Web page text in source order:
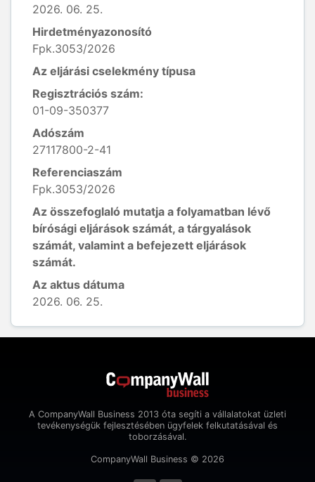
2026. 06. 25.
Hirdetményazonosító
Fpk.3053/2026
Az eljárási cselekmény típusa
Regisztrációs szám:
01-09-350377
Adószám
27117800-2-41
Referenciaszám
Fpk.3053/2026
Az összefoglaló mutatja a folyamatban lévő
bírósági eljárások számát, a tárgyalások
számát, valamint a befejezett eljárások
számát.
Az aktus dátuma
2026. 06. 25.
A CompanyWall Business 2013 óta segíti a vállalatokat üzleti
tevékenységük fejlesztésében ügyfelek felkutatásával és
toborzásával.
CompanyWall Business © 2026